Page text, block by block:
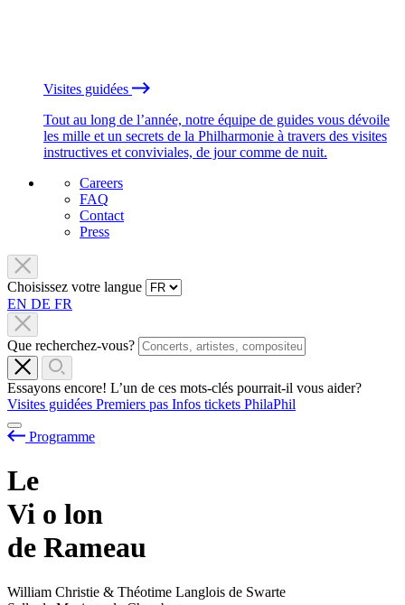
Visites guidées
Tout au long de l’année, notre équipe de guides vous dévoile
les mille et un secrets de la Philharmonie à travers des visites
instructives et conviviales, de jour comme de nuit.
Careers
FAQ
Contact
Press
Choisissez votre langue
EN DE FR
Que recherchez-vous?
Essayons encore! L’un de ces mots-clés pourrait-il vous aider?
Visites guidées Premiers pas Infos tickets PhilaPhil
Programme
Le
Vi o lon
de Rameau
William Christie & Théotime Langlois de Swarte